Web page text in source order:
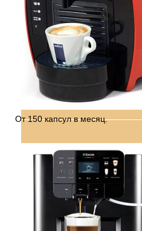
От 150 капсул в месяц.